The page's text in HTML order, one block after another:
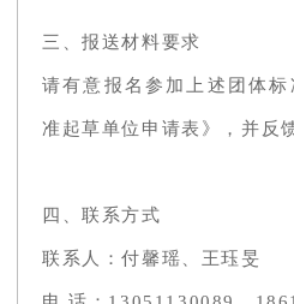
三、报送材料要求
请有意报名参加上述团体
准起草单位申请表》，并反
四、联系方式
联系人：付馨瑶、王珏旻